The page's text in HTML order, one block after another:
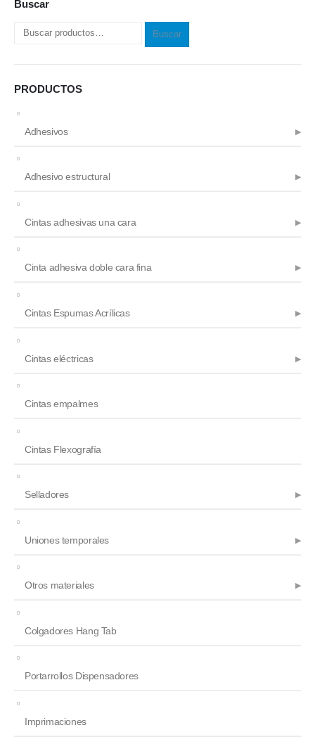
la
Buscar
Buscar
PRODUCTOS
Adhesivos
Adhesivo estructural
Cintas adhesivas una cara
Cinta adhesiva doble cara fina
Cintas Espumas Acrílicas
Cintas eléctricas
Cintas empalmes
Cintas Flexografía
Selladores
Uniones temporales
Otros materiales
Colgadores Hang Tab
Portarrollos Dispensadores
Imprimaciones